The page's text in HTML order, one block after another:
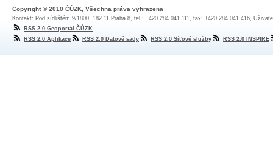
Copyright © 2010 ČÚZK, Všechna práva vyhrazena
Kontakt: Pod sídlištěm 9/1800, 182 11 Praha 8, tel.: +420 284 041 111, fax: +420 284 041 416,
RSS 2.0 Geoportál ČÚZK
RSS 2.0 Aplikace
RSS 2.0 Datové sady RSS 2.0 Síťové služby RSS 2.0 INSPIRE